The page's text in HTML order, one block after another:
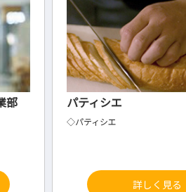
製造業の治具設計
治具設計
詳しく見る